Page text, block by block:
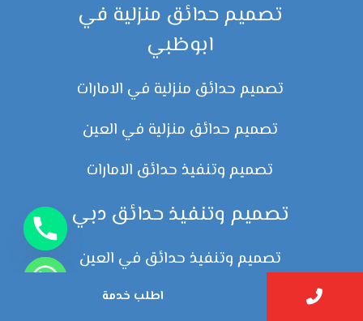
تصميم حدائق منزلية في
ابوظبي
تصميم حدائق منزلية في الامارات
تصميم حدائق منزلية في العين
تصميم وتنفيذ حدائق الامارات
تصميم وتنفيذ حدائق دبي
تصميم وتنفيذ حدائق في العين
تصميم وتنفيذ حدائق منزلية في ابوظبي
اطلب خدمة